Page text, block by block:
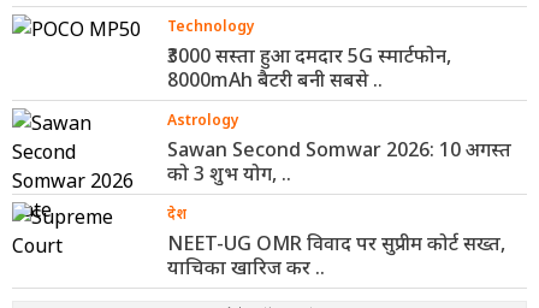
Technology
₹3000 सस्ता हुआ दमदार 5G स्मार्टफोन,
8000mAh बैटरी बनी सबसे ..
Astrology
Sawan Second Somwar 2026: 10 अगस्त
को 3 शुभ योग, ..
देश
NEET-UG OMR विवाद पर सुप्रीम कोर्ट सख्त,
याचिका खारिज कर ..